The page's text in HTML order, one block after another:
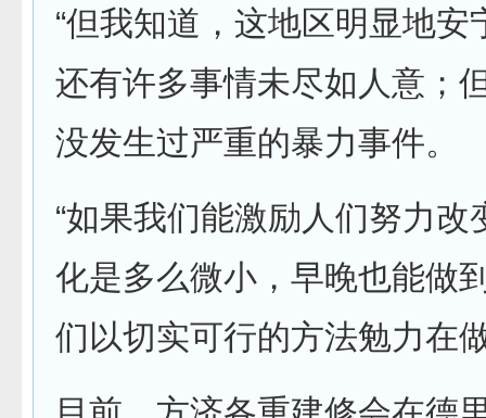
“但我知道，这地区明显地安
还有许多事情未尽如人意；
没发生过严重的暴力事件。
“如果我们能激励人们努力改
化是多么微小，早晚也能做
们以切实可行的方法勉力在